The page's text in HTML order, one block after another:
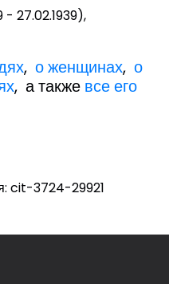
- 27.02.1939),
,о женщинах,о
, а также все его
cit-3724-29921